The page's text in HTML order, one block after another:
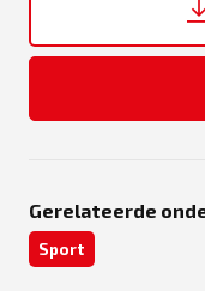
Gerelateerde
Sport